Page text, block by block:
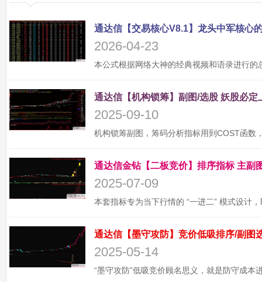
2026-04-23
2025-09-10
2025-07-09
2025-05-14